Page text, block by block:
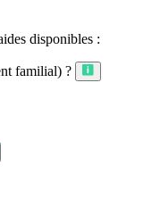
disponibles :
familial) ?